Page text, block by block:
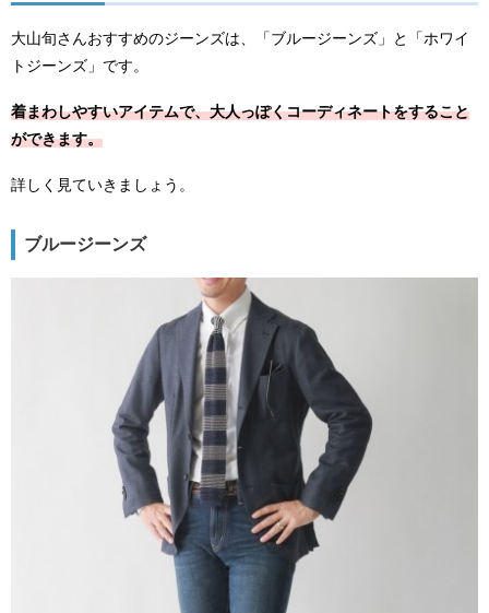
大山旬さんおすすめのジーンズは、「ブルージーンズ」と「ホワイ
トジーンズ」です。
着まわしやすいアイテムで、大人っぽくコーディネートをすること
ができます。
詳しく見ていきましょう。
ブルージーンズ